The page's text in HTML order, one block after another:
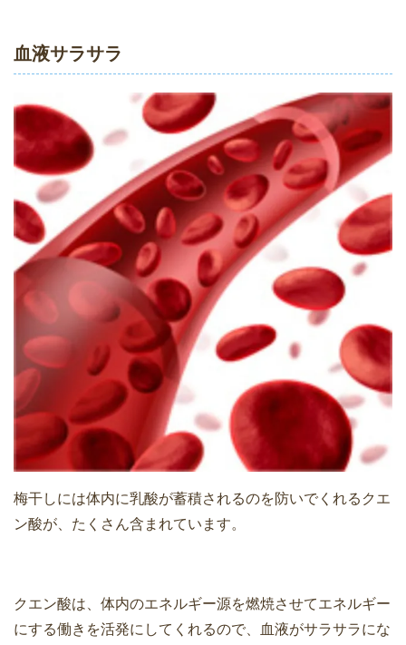
血液サラサラ
梅干しには体内に乳酸が蓄積されるのを防いでくれるクエ
ン酸が、たくさん含まれています。
クエン酸は、体内のエネルギー源を燃焼させてエネルギー
にする働きを活発にしてくれるので、血液がサラサラにな